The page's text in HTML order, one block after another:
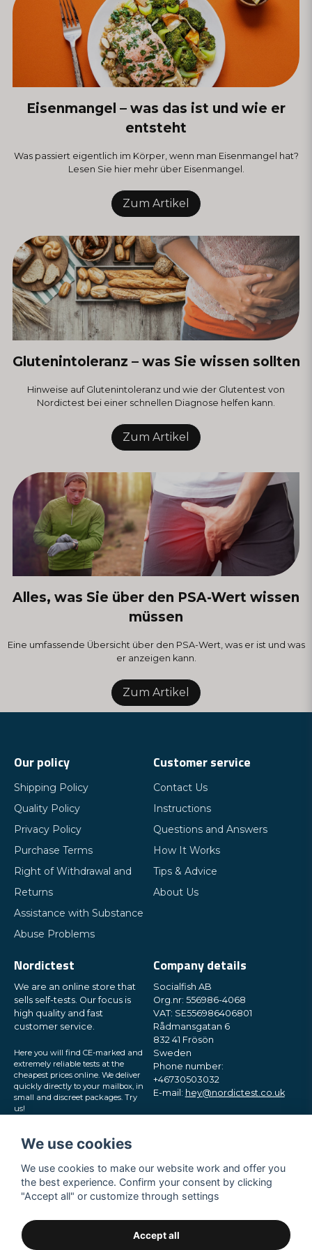
Eisenmangel – was das ist und wie er
entsteht
Was passiert eigentlich im Körper, wenn man Eisenmangel hat?
Lesen Sie hier mehr über Eisenmangel.
Zum Artikel
Glutenintoleranz – was Sie wissen sollten
Hinweise auf Glutenintoleranz und wie der Glutentest von
Nordictest bei einer schnellen Diagnose helfen kann.
Zum Artikel
Alles, was Sie über den PSA-Wert wissen
müssen
Eine umfassende Übersicht über den PSA-Wert, was er ist und was
er anzeigen kann.
Zum Artikel
Our policy
Shipping Policy
Quality Policy
Privacy Policy
Purchase Terms
Right of Withdrawal and
Returns
Assistance with Substance
Abuse Problems
Customer service
Contact Us
Instructions
Questions and Answers
How It Works
Tips & Advice
About Us
Nordictest
We are an online store that
sells self-tests. Our focus is
high quality and fast
customer service.
Here you will find CE-marked and
extremely reliable tests at the
cheapest prices online. We deliver
quickly directly to your mailbox, in
small and discreet packages. Try
us!
Company details
Socialfish AB
Org.nr: 556986-4068
VAT: SE556986406801
Rådmansgatan 6
832 41 Frösön
Sweden
Phone number:
+46730503032
E-mail: hey@nordictest.co.uk
We use cookies
We use cookies to make our website work and offer you
the best experience. Confirm your consent by clicking
"Accept all" or customize through settings
Accept all